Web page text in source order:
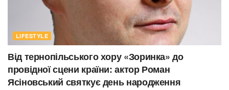
LIFESTYLE
Від тернопільського хору «Зоринка» до
провідної сцени країни: актор Роман
Ясіновський святкує день народження